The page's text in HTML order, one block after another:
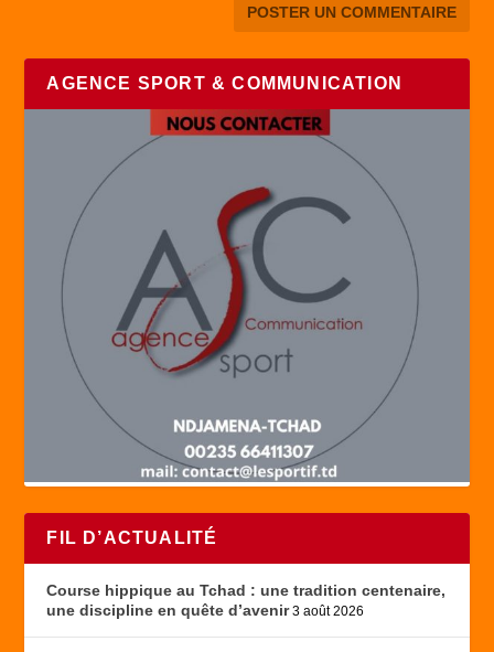
AGENCE SPORT & COMMUNICATION
FIL D’ACTUALITÉ
Course hippique au Tchad : une tradition centenaire,
une discipline en quête d’avenir 3 août 2026